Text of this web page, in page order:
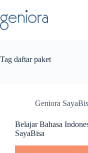
to
content
Tag daftar paket
Geniora
Belajar Bahasa
SayaBisa